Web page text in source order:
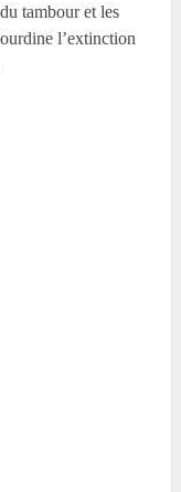
tambour et les
l’extinction